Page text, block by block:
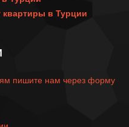
квартиры в Турции
пишите нам через форму